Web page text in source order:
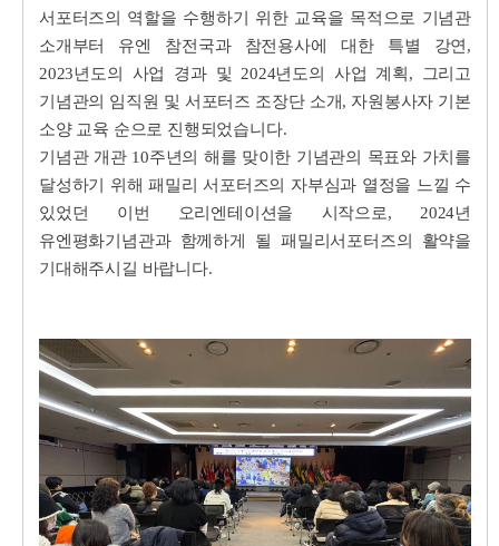
서포터즈의 역할을 수행하기 위한 교육을 목적으로 기념관
소개부터 유엔 참전국과 참전용사에 대한 특별 강연,
2023년도의 사업 경과 및 2024년도의 사업 계획, 그리고
기념관의 임직원 및 서포터즈 조장단 소개, 자원봉사자 기본
소양 교육 순으로 진행되었습니다.
기념관 개관 10주년의 해를 맞이한 기념관의 목표와 가치를
달성하기 위해 패밀리 서포터즈의 자부심과 열정을 느낄 수
있었던 이번 오리엔테이션을 시작으로, 2024년
유엔평화기념관과 함께하게 될 패밀리서포터즈의 활약을
기대해주시길 바랍니다.